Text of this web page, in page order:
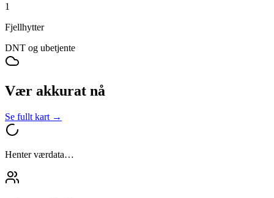
1
Fjellhytter
DNT og ubetjente
Vær akkurat nå
Se fullt kart →
Henter værdata…